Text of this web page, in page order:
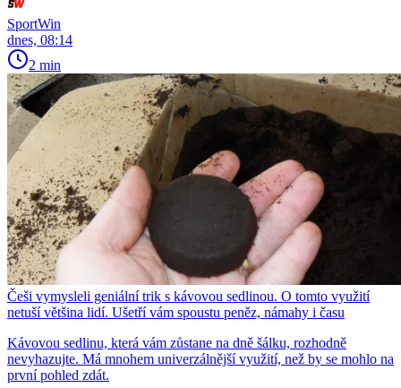
SportWin
dnes, 08:14
2 min
Češi vymysleli geniální trik s kávovou sedlinou. O tomto využití
netuší většina lidí. Ušetří vám spoustu peněz, námahy i času
Kávovou sedlinu, která vám zůstane na dně šálku, rozhodně
nevyhazujte. Má mnohem univerzálnější využití, než by se mohlo na
první pohled zdát.